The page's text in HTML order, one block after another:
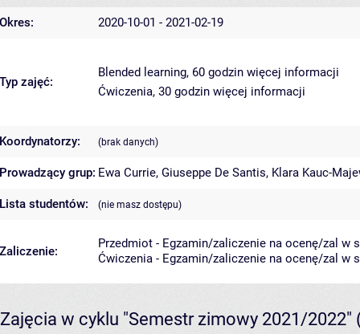
Okres: 2020-10-01 - 2021-02-19
Typ zajęć:
Blended learning, 60 godzin więcej informacji
Ćwiczenia, 30 godzin więcej informacji
Koordynatorzy: (brak danych)
Prowadzący grup: Ewa Currie, Giuseppe De Santis, Klara Kauc-
Lista studentów: (nie masz dostępu)
Zaliczenie:
Przedmiot - Egzamin/zaliczenie na ocenę/zal w
Ćwiczenia - Egzamin/zaliczenie na ocenę/zal w
Zajęcia w cyklu "Semestr zimowy 2021/2022"